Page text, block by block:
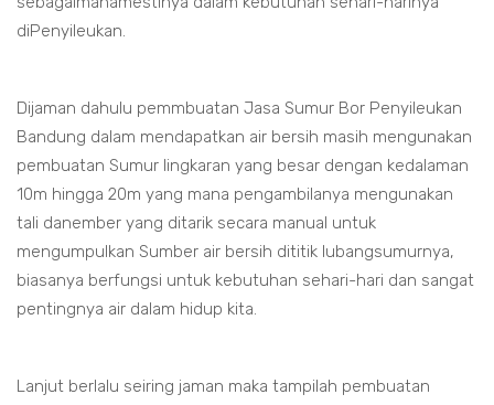
diPenyileukan.
Dijaman dahulu pemmbuatan Jasa Sumur Bor Penyileukan
Bandung dalam mendapatkan air bersih masih mengunakan
pembuatan Sumur lingkaran yang besar dengan kedalaman
10m hingga 20m yang mana pengambilanya mengunakan
tali danember yang ditarik secara manual untuk
mengumpulkan Sumber air bersih dititik lubangsumurnya,
biasanya berfungsi untuk kebutuhan sehari-hari dan sangat
pentingnya air dalam hidup kita.
Lanjut berlalu seiring jaman maka tampilah pembuatan